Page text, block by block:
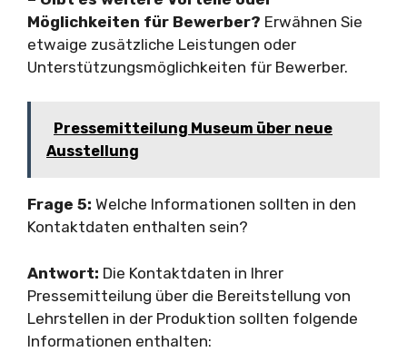
Möglichkeiten für Bewerber? Erwähnen Sie
etwaige zusätzliche Leistungen oder
Unterstützungsmöglichkeiten für Bewerber.
Pressemitteilung Museum über neue
Ausstellung
Frage 5: Welche Informationen sollten in den
Kontaktdaten enthalten sein?
Antwort: Die Kontaktdaten in Ihrer
Pressemitteilung über die Bereitstellung von
Lehrstellen in der Produktion sollten folgende
Informationen enthalten: